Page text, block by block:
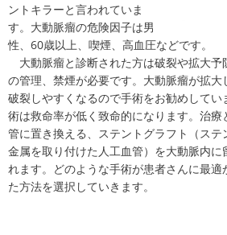
ントキラーと言われていま
す。大動脈瘤の危険因子は男
性、60歳以上、喫煙、高血圧などです。
大動脈瘤と診断された方は破裂や拡大予
の管理、禁煙が必要です。大動脈瘤が拡大
破裂しやすくなるので手術をお勧めして
術は救命率が低く致命的になります。治療
管に置き換える、ステントグラフト（ス
金属を取り付けた人工血管）を大動脈内
れます。どのような手術が患者さんに最適
た方法を選択していきます。